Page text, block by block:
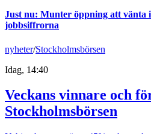
Just nu: Munter öppning att vänta
jobbsiffrorna
nyheter/Stockholmsbörsen
Idag, 14:40
Veckans vinnare och
Stockholmsbörsen